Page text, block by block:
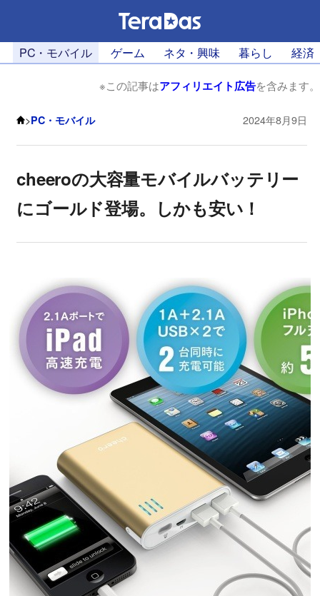
PC・モバイル ゲーム ネタ・興味 暮らし 経済
※この記事はアフィリエイト広告を含みます。
>PC・モバイル 2024年8月9日
cheeroの大容量モバイルバッテリー
にゴールド登場。しかも安い！